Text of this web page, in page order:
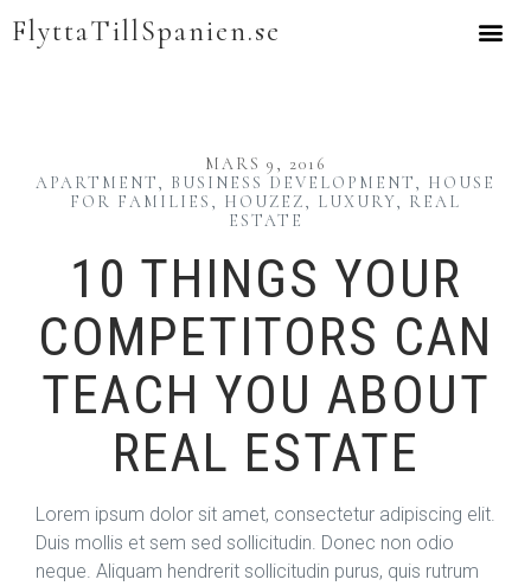
FlyttaTillSpanien.se
MARS 9, 2016
APARTMENT, BUSINESS DEVELOPMENT, HOUSE
FOR FAMILIES , HOUZEZ, LUXURY, REAL
ESTATE
10 THINGS YOUR
COMPETITORS CAN
TEACH YOU ABOUT
REAL ESTATE
Lorem ipsum dolor sit amet, consectetur adipiscing elit.
Duis mollis et sem sed sollicitudin. Donec non odio
neque. Aliquam hendrerit sollicitudin purus, quis rutrum